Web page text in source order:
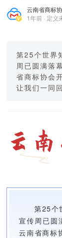
云南省商标
1年前 · 定义
第25个世界
周已圆满落
省商标协会
让我们一同
第25个
宣传周已圆
云南省商标